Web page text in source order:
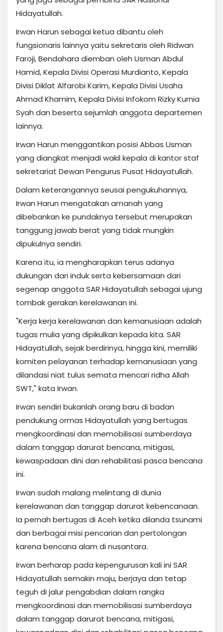
Hidayatullah.
Irwan Harun sebagai ketua dibantu oleh
fungsionaris lainnya yaitu sekretaris oleh Ridwan
Faroji, Bendahara diemban oleh Usman Abdul
Hamid, Kepala Divisi Operasi Murdianto, Kepala
Divisi Diklat Alfarobi Karim, Kepala Divisi Usaha
Ahmad Khamim, Kepala Divisi Infokom Rizky Kurnia
Syah dan beserta sejumlah anggota departemen
lainnya.
Irwan Harun menggantikan posisi Abbas Usman
yang diangkat menjadi wakil kepala di kantor staf
sekretariat Dewan Pengurus Pusat Hidayatullah.
Dalam keterangannya seusai pengukuhannya,
Irwan Harun mengatakan amanah yang
dibebankan ke pundaknya tersebut merupakan
tanggung jawab berat yang tidak mungkin
dipukulnya sendiri.
Karena itu, ia mengharapkan terus adanya
dukungan dari induk serta kebersamaan dari
segenap anggota SAR Hidayatullah sebagai ujung
tombak gerakan kerelawanan ini.
"Kerja kerja kerelawanan dan kemanusiaan adalah
tugas mulia yang dipikulkan kepada kita. SAR
Hidayatullah, sejak berdirinya, hingga kini, memiliki
komiten pelayanan terhadap kemanusiaan yang
dilandasi niat tulus semata mencari ridha Allah
SWT," kata Irwan.
Irwan sendiri bukanlah orang baru di badan
pendukung ormas Hidayatullah yang bertugas
mengkoordinasi dan memobilisasi sumberdaya
dalam tanggap darurat bencana, mitigasi,
kewaspadaan dini dan rehabilitasi pasca bencana
ini.
Irwan sudah malang melintang di dunia
kerelawanan dan tanggap darurat kebencanaan.
Ia pernah bertugas di Aceh ketika dilanda tsunami
dan berbagai misi pencarian dan pertolongan
karena bencana alam di nusantara.
Irwan berharap pada kepengurusan kali ini SAR
Hidayatullah semakin maju, berjaya dan tetap
teguh di jalur pengabdian dalam rangka
mengkoordinasi dan memobilisasi sumberdaya
dalam tanggap darurat bencana, mitigasi,